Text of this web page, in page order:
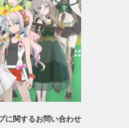
に関するお問い合わせ